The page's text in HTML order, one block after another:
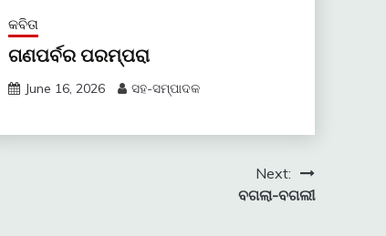
କବିତା
ଗଣପର୍ବର ପରମ୍ପରା
June 16, 2026 ସହ-ସମ୍ପାଦକ
Next:
ବଗଲା-ବଗଲୀ